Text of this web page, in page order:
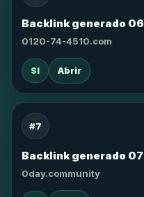
Backlink generado 06
0120-74-4510.com
SI Abrir
#7
Backlink generado 07
0day.community